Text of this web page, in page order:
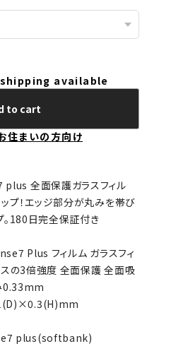
available
to cart
住まいの方向け
plus 全面保護ガラスフィル
プ！エッジ部分が丸みを帯び
。180日完全保証付き
Plus フィルム ガラスフィ
の3倍強度 全面保護 全面吸
0.33mm
plus(softbank)